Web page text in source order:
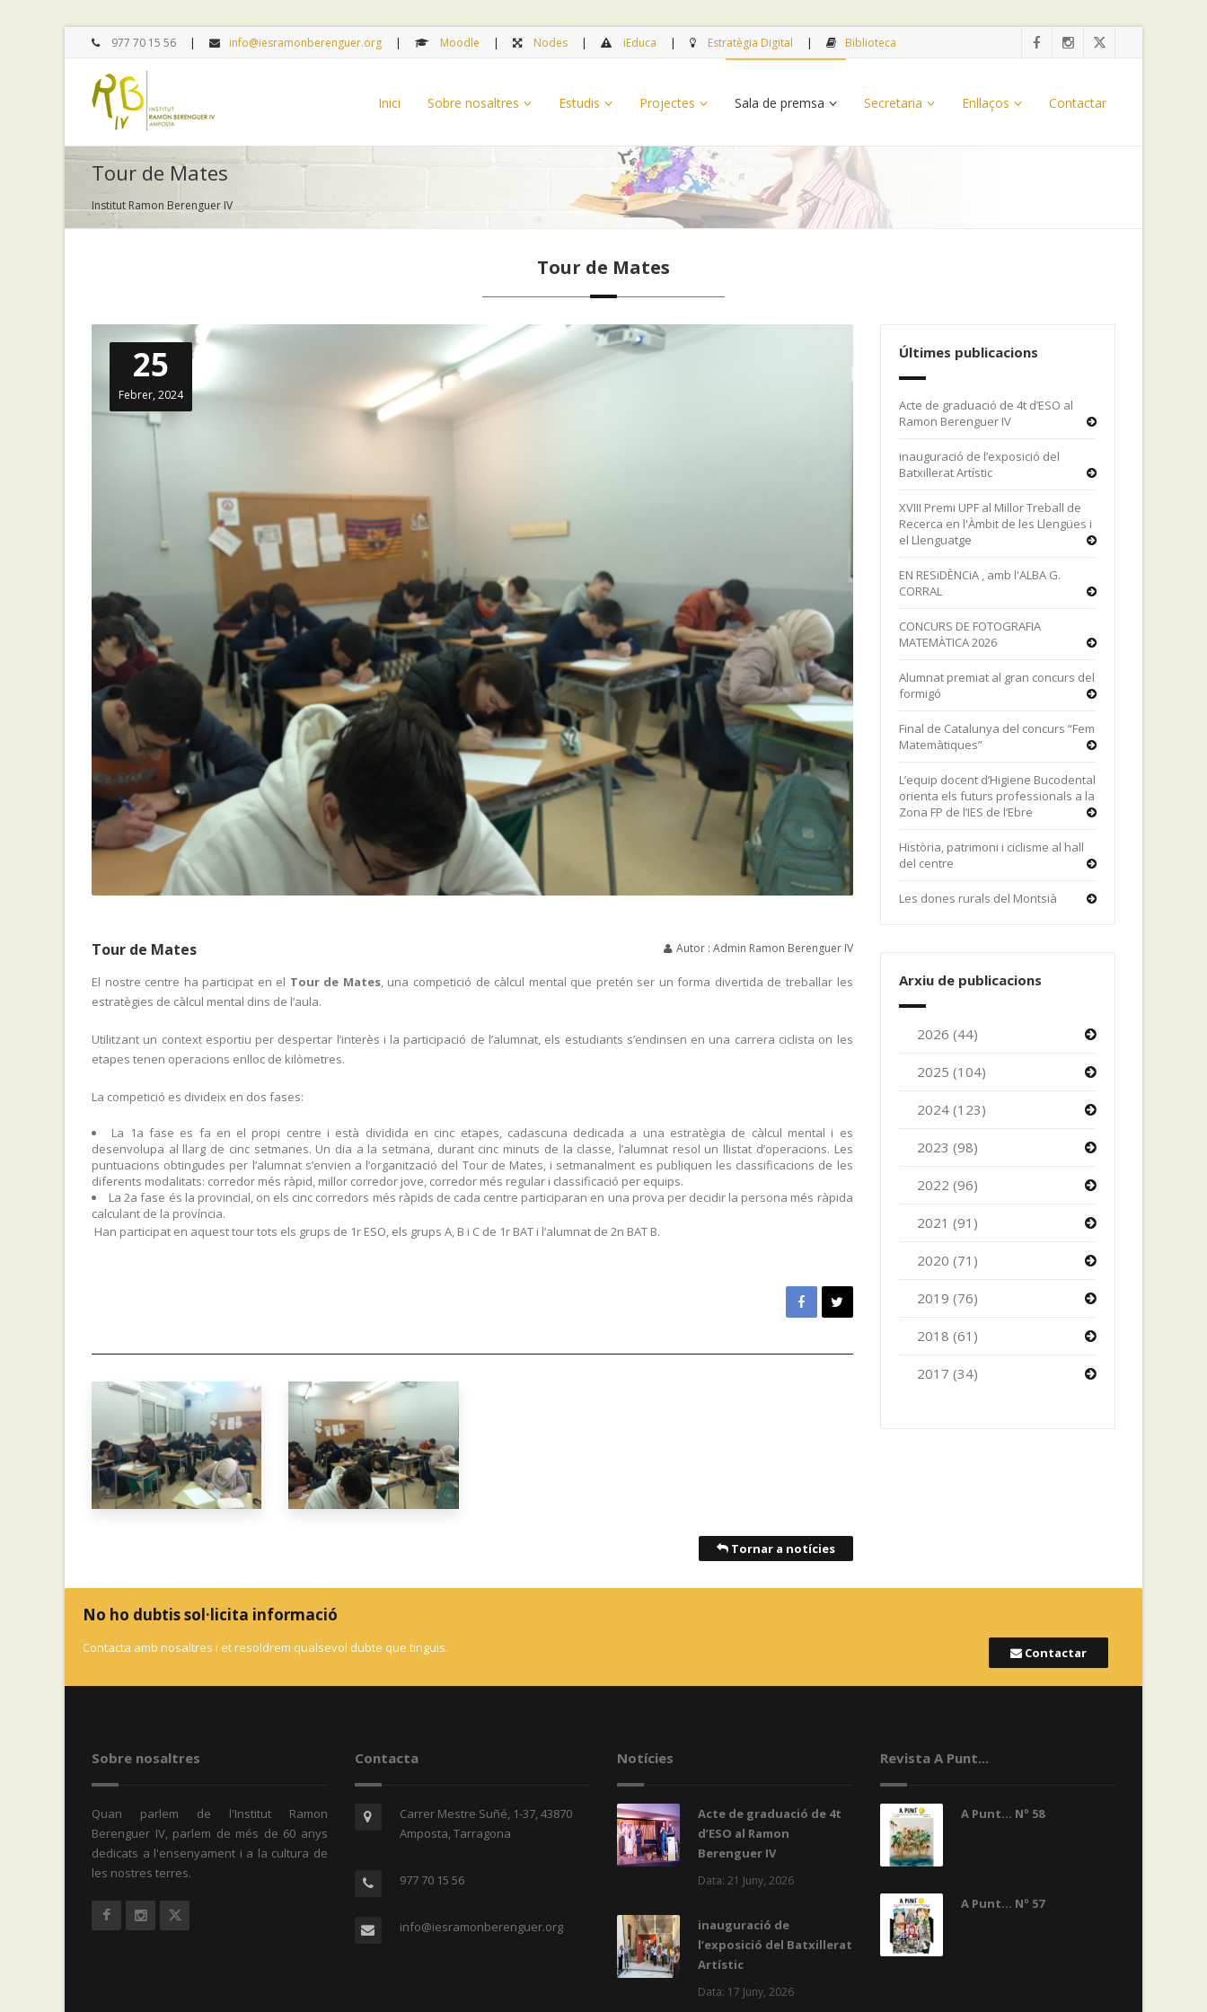
977 70 15 56 info@iesramonberenguer.org Moodle Nodes iEduca Estratègia Digital Biblioteca
Inici Sobre nosaltres Estudis Projectes Sala de premsa Secretaria Enllaços Contactar
Tour de Mates
Institut Ramon Berenguer IV
Tour de Mates
25
Febrer, 2024
Tour de Mates Autor : Admin Ramon Berenguer IV
El nostre centre ha participat en el Tour de Mates, una competició de càlcul mental que pretén ser un forma divertida de treballar les
estratègies de càlcul mental dins de l’aula.
Utilitzant un context esportiu per despertar l’interès i la participació de l’alumnat, els estudiants s’endinsen en una carrera ciclista on les
etapes tenen operacions enlloc de kilòmetres.
La competició es divideix en dos fases:
La 1a fase es fa en el propi centre i està dividida en cinc etapes, cadascuna dedicada a una estratègia de càlcul mental i es
desenvolupa al llarg de cinc setmanes. Un dia a la setmana, durant cinc minuts de la classe, l’alumnat resol un llistat d’operacions. Les
puntuacions obtingudes per l’alumnat s’envien a l’organització del Tour de Mates, i setmanalment es publiquen les classificacions de les
diferents modalitats: corredor més ràpid, millor corredor jove, corredor més regular i classificació per equips.
La 2a fase és la provincial, on els cinc corredors més ràpids de cada centre participaran en una prova per decidir la persona més ràpida
calculant de la província.
Han participat en aquest tour tots els grups de 1r ESO, els grups A, B i C de 1r BAT i l’alumnat de 2n BAT B.
Tornar a notícies
Últimes publicacions
Acte de graduació de 4t d’ESO al
Ramon Berenguer IV
inauguració de l’exposició del
Batxillerat Artístic
XVIII Premi UPF al Millor Treball de
Recerca en l'Àmbit de les Llengües i
el Llenguatge
EN RESiDÈNCiA , amb l'ALBA G.
CORRAL
CONCURS DE FOTOGRAFIA
MATEMÀTICA 2026
Alumnat premiat al gran concurs del
formigó
Final de Catalunya del concurs “Fem
Matemàtiques”
L’equip docent d’Higiene Bucodental
orienta els futurs professionals a la
Zona FP de l’IES de l’Ebre
Història, patrimoni i ciclisme al hall
del centre
Les dones rurals del Montsià
Arxiu de publicacions
2026 (44)
2025 (104)
2024 (123)
2023 (98)
2022 (96)
2021 (91)
2020 (71)
2019 (76)
2018 (61)
2017 (34)
No ho dubtis sol·licita informació
Contacta amb nosaltres i et resoldrem qualsevol dubte que tinguis. Contactar
Sobre nosaltres
Quan parlem de l'Institut Ramon
Berenguer IV, parlem de més de 60 anys
dedicats a l'ensenyament i a la cultura de
les nostres terres.
Contacta
Carrer Mestre Suñé, 1-37, 43870
Amposta, Tarragona
977 70 15 56
info@iesramonberenguer.org
Notícies
Acte de graduació de 4t
d’ESO al Ramon
Berenguer IV
Data: 21 Juny, 2026
inauguració de
l’exposició del Batxillerat
Artístic
Data: 17 Juny, 2026
Revista A Punt...
A Punt... Nº 58
A Punt... Nº 57